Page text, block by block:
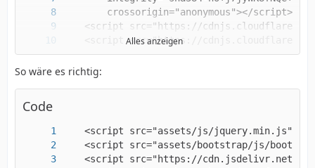
Alles anzeigen
So wäre es richtig:
Code